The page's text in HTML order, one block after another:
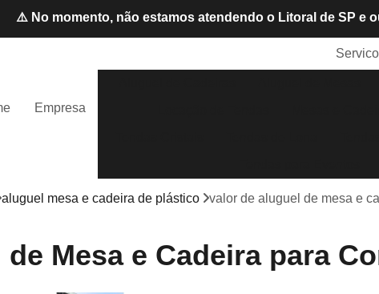
⚠️ No momento, não estamos atendendo o Litoral de SP e
Empresa
aluguel mesa e cadeira de plástico valor de aluguel de mesa e
Mesa e Cadeira para